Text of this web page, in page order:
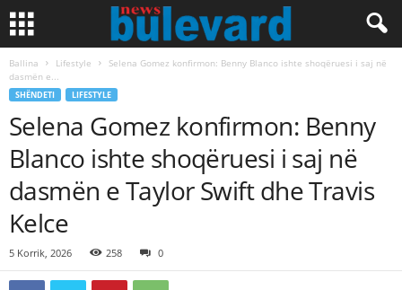
Ballina Lifestyle
Selena Gomez konfirmon: Benny Blanco ishte shoqëruesi i saj në
dasmën e...
SHËNDETI LIFESTYLE
Selena Gomez konfirmon: Benny
Blanco ishte shoqëruesi i saj në
dasmën e Taylor Swift dhe Travis
Kelce
5 Korrik, 2026 258 0